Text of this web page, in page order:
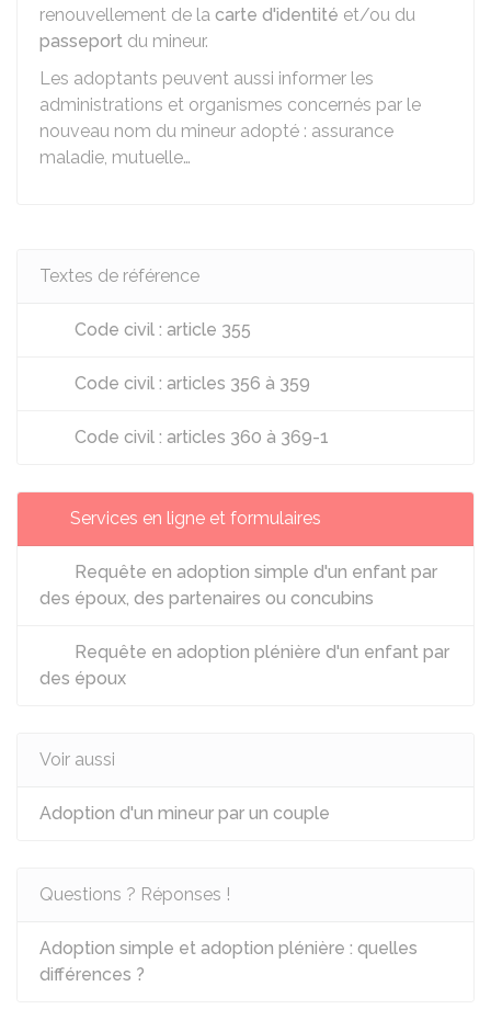
renouvellement de la carte d'identité et/ou du
passeport du mineur.
Les adoptants peuvent aussi informer les
administrations et organismes concernés par le
nouveau nom du mineur adopté : assurance
maladie, mutuelle…
Textes de référence
Code civil : article 355
Code civil : articles 356 à 359
Code civil : articles 360 à 369-1
Services en ligne et formulaires
Requête en adoption simple d'un enfant par
des époux, des partenaires ou concubins
Requête en adoption plénière d'un enfant par
des époux
Voir aussi
Adoption d'un mineur par un couple
Questions ? Réponses !
Adoption simple et adoption plénière : quelles
différences ?